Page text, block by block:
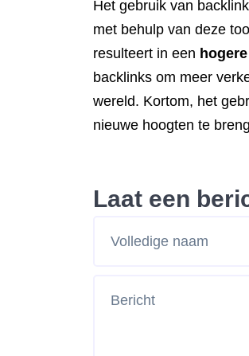
Het gebruik van
met behulp van deze
resulteert in een
backlinks om meer
wereld. Kortom, het
nieuwe hoogten te
Laat een